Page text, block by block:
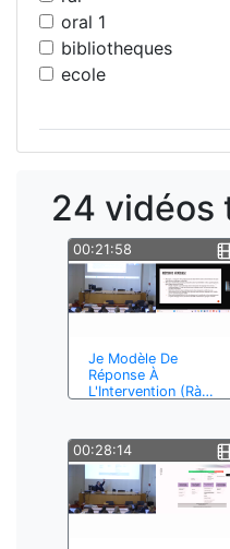
24 vidéos
00:21:58
Je Modèle De
Réponse À
L'Intervention (Rà…
00:28:14
Philosophie
Science de la vie et
Sciences
Technologie
oral 1
bibliotheques
ecole
2025
formation
education
2024
capefe
des
medias
plurilinguisme
interdisciplinarite